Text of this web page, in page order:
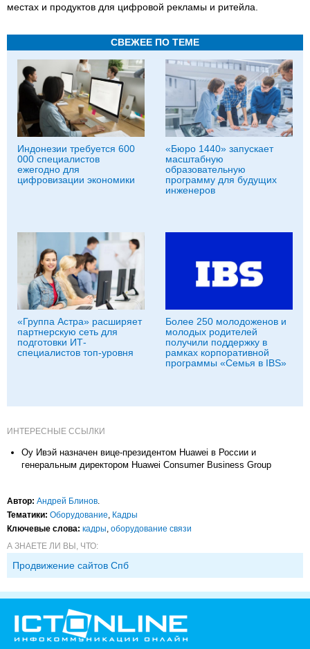
местах и продуктов для цифровой рекламы и ритейла.
СВЕЖЕЕ ПО ТЕМЕ
Индонезии требуется 600
000 специалистов
ежегодно для
цифровизации экономики
«Бюро 1440» запускает
масштабную
образовательную
программу для будущих
инженеров
«Группа Астра» расширяет
партнерскую сеть для
подготовки ИТ-
специалистов топ-уровня
Более 250 молодоженов и
молодых родителей
получили поддержку в
рамках корпоративной
программы «Семья в IBS»
ИНТЕРЕСНЫЕ ССЫЛКИ
Оу Ивэй назначен вице-президентом Huawei в России и
генеральным директором Huawei Consumer Business Group
Автор: Андрей Блинов
Тематики: Оборудование Кадры
Ключевые слова: кадры оборудование связи
А ЗНАЕТЕ ЛИ ВЫ, ЧТО:
Продвижение сайтов Спб